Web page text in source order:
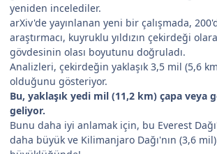
yeniden incelediler.
arXiv'de yayınlanan yeni bir çalışmada,
araştırmacı, kuyruklu yıldızın çekirdeği
gövdesinin olası boyutunu doğruladı.
Analizleri, çekirdeğin yaklaşık 3,5 mil (5,6
olduğunu gösteriyor.
Bu, yaklaşık yedi mil (11,2 km) çapa veya
geliyor.
Bunu daha iyi anlamak için, bu Everest
daha büyük ve Kilimanjaro Dağı'nın (3,6